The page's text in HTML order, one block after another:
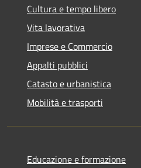
Cultura e tempo libero
Vita lavorativa
Imprese e Commercio
Appalti pubblici
Catasto e urbanistica
Mobilità e trasporti
Educazione e formazione